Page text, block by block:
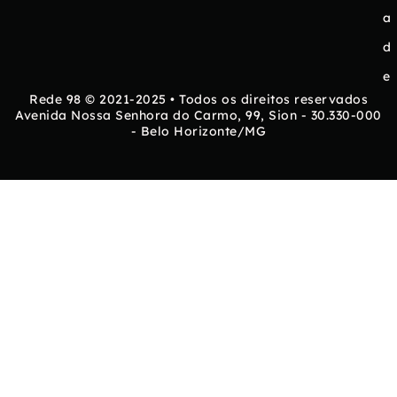
a
d
e
Rede 98 © 2021-2025 • Todos os direitos reservados
Avenida Nossa Senhora do Carmo, 99, Sion - 30.330-000
- Belo Horizonte/MG